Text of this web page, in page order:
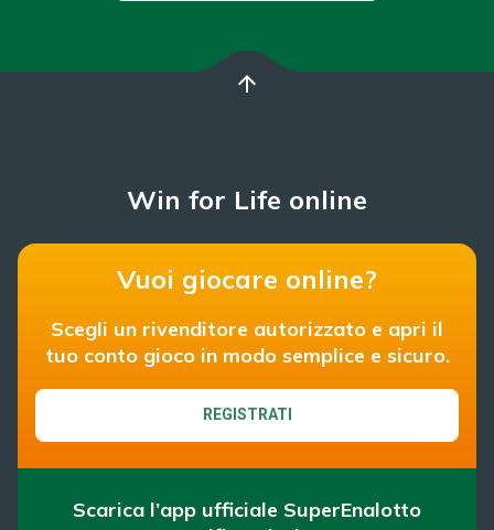
arrow_upward
Win for Life online
Vuoi giocare online?
Scegli un rivenditore autorizzato e apri il
tuo conto gioco in modo semplice e sicuro.
REGISTRATI
Scarica l’app ufficiale SuperEnalotto